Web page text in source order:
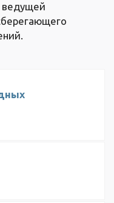
ведущей